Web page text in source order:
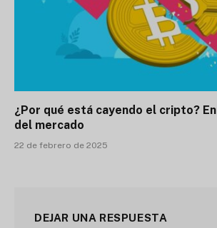
¿Por qué está cayendo el cripto?
del mercado
22 de febrero de 2025
DEJAR UNA RESPUESTA